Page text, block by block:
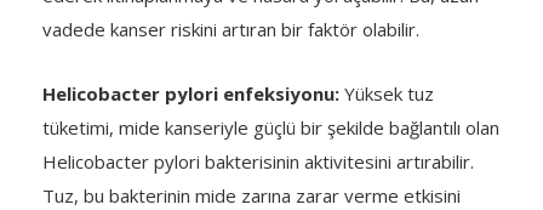
vadede kanser riskini artıran bir faktör olabilir.
Helicobacter pylori enfeksiyonu: Yüksek tuz
tüketimi, mide kanseriyle güçlü bir şekilde bağlantılı olan
Helicobacter pylori bakterisinin aktivitesini artırabilir.
Tuz, bu bakterinin mide zarına zarar verme etkisini